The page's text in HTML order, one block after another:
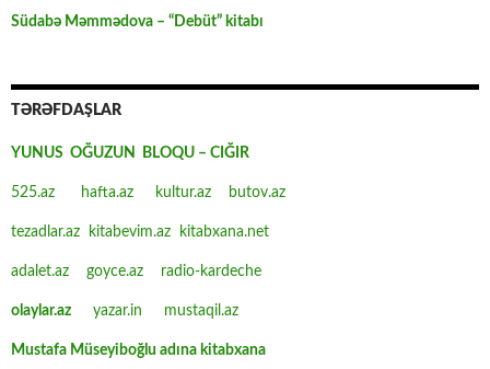
Südabə Məmmədova – “Debüt” kitabı
TƏRƏFDAŞLAR
YUNUS OĞUZUN BLOQU – CIĞIR
525.az hafta.az kultur.az butov.az
tezadlar.az kitabevim.az kitabxana.net
adalet.az goyce.az radio-kardeche
olaylar.az yazar.in mustaqil.az
Mustafa Müseyiboğlu adına kitabxana